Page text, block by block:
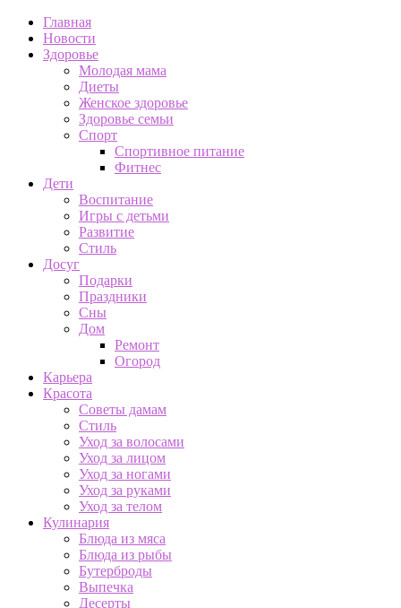
Главная
Новости
Здоровье
Молодая мама
Диеты
Женское здоровье
Здоровье семьи
Спорт
Спортивное питание
Фитнес
Дети
Воспитание
Игры с детьми
Развитие
Стиль
Досуг
Подарки
Праздники
Сны
Дом
Ремонт
Огород
Карьера
Красота
Советы дамам
Стиль
Уход за волосами
Уход за лицом
Уход за ногами
Уход за руками
Уход за телом
Кулинария
Блюда из мяса
Блюда из рыбы
Бутерброды
Выпечка
Десерты